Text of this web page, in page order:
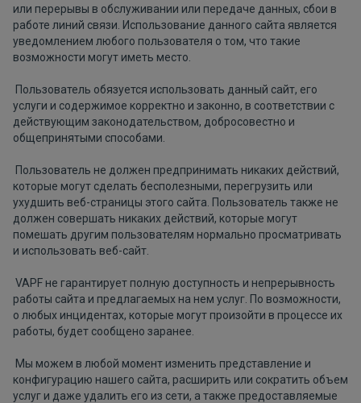
или перерывы в обслуживании или передаче данных, сбои в
работе линий связи. Использование данного сайта является
уведомлением любого пользователя о том, что такие
возможности могут иметь место.
Пользователь обязуется использовать данный сайт, его
услуги и содержимое корректно и законно, в соответствии с
действующим законодательством, добросовестно и
общепринятыми способами.
Пользователь не должен предпринимать никаких действий,
которые могут сделать бесполезными, перегрузить или
ухудшить веб-страницы этого сайта. Пользователь также не
должен совершать никаких действий, которые могут
помешать другим пользователям нормально просматривать
и использовать веб-сайт.
VAPF не гарантирует полную доступность и непрерывность
работы сайта и предлагаемых на нем услуг. По возможности,
о любых инцидентах, которые могут произойти в процессе их
работы, будет сообщено заранее.
Мы можем в любой момент изменить представление и
конфигурацию нашего сайта, расширить или сократить объем
услуг и даже удалить его из сети, а также предоставляемые